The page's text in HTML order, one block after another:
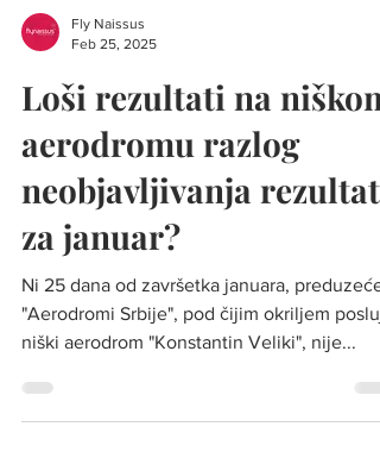
Fly Naissus
Feb 25, 2025
Loši rezultati na niškom
aerodromu razlog
neobjavljivanja rezultata
za januar?
Ni 25 dana od završetka januara, preduzeće
"Aerodromi Srbije", pod čijim okriljem